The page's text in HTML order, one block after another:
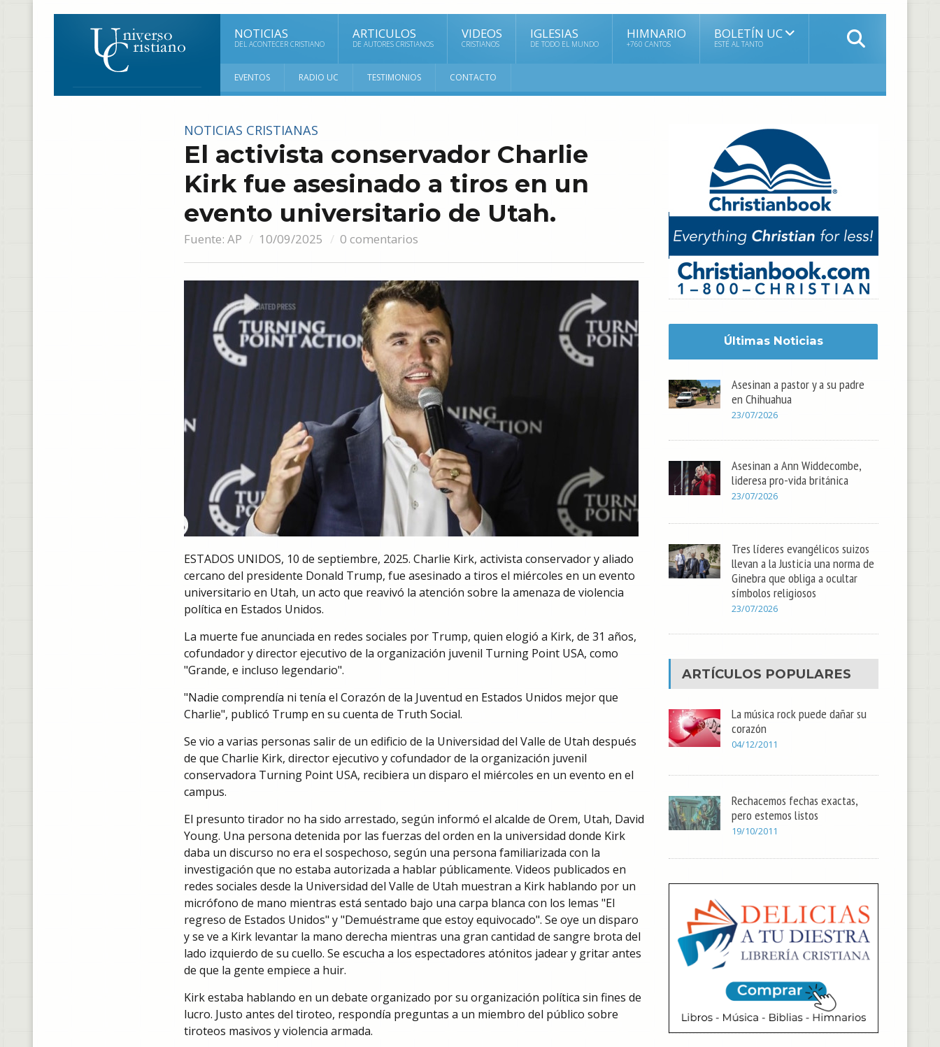
NOTICIAS
DEL ACONTECER CRISTIANO
ARTICULOS
DE AUTORES CRISTIANOS
VIDEOS
CRISTIANOS
IGLESIAS
DE TODO EL MUNDO
HIMNARIO
+760 CANTOS
BOLETÍN UC
ESTÉ AL TANTO
EVENTOS RADIO UC TESTIMONIOS CONTACTO
NOTICIAS CRISTIANAS
El activista conservador Charlie
Kirk fue asesinado a tiros en un
evento universitario de Utah.
Fuente: AP 10/09/2025 0 comentarios
ESTADOS UNIDOS, 10 de septiembre, 2025. Charlie Kirk, activista conservador y aliado
cercano del presidente Donald Trump, fue asesinado a tiros el miércoles en un evento
universitario en Utah, un acto que reavivó la atención sobre la amenaza de violencia
política en Estados Unidos.
La muerte fue anunciada en redes sociales por Trump, quien elogió a Kirk, de 31 años,
cofundador y director ejecutivo de la organización juvenil Turning Point USA, como
"Grande, e incluso legendario".
"Nadie comprendía ni tenía el Corazón de la Juventud en Estados Unidos mejor que
Charlie", publicó Trump en su cuenta de Truth Social.
Se vio a varias personas salir de un edificio de la Universidad del Valle de Utah después
de que Charlie Kirk, director ejecutivo y cofundador de la organización juvenil
conservadora Turning Point USA, recibiera un disparo el miércoles en un evento en el
campus.
El presunto tirador no ha sido arrestado, según informó el alcalde de Orem, Utah, David
Young. Una persona detenida por las fuerzas del orden en la universidad donde Kirk
daba un discurso no era el sospechoso, según una persona familiarizada con la
investigación que no estaba autorizada a hablar públicamente. Videos publicados en
redes sociales desde la Universidad del Valle de Utah muestran a Kirk hablando por un
micrófono de mano mientras está sentado bajo una carpa blanca con los lemas "El
regreso de Estados Unidos" y "Demuéstrame que estoy equivocado". Se oye un disparo
y se ve a Kirk levantar la mano derecha mientras una gran cantidad de sangre brota del
lado izquierdo de su cuello. Se escucha a los espectadores atónitos jadear y gritar antes
de que la gente empiece a huir.
Kirk estaba hablando en un debate organizado por su organización política sin fines de
lucro. Justo antes del tiroteo, respondía preguntas a un miembro del público sobre
tiroteos masivos y violencia armada.
Últimas Noticias
Asesinan a pastor y a su padre
en Chihuahua
23/07/2026
Asesinan a Ann Widdecombe,
lideresa pro-vida británica
23/07/2026
Tres líderes evangélicos suizos
llevan a la Justicia una norma de
Ginebra que obliga a ocultar
símbolos religiosos
23/07/2026
ARTÍCULOS POPULARES
La música rock puede dañar su
corazón
04/12/2011
Rechacemos fechas exactas,
pero estemos listos
19/10/2011